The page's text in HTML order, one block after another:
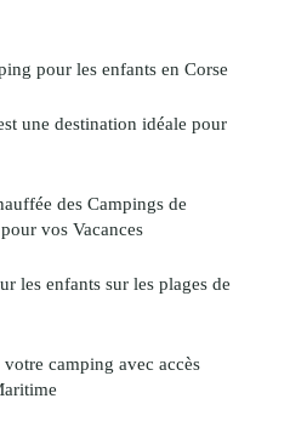
pour les enfants en Corse
une destination idéale pour
des Campings de
vos Vacances
les enfants sur les plages de
camping avec accès